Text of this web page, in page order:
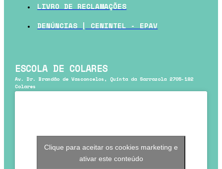
LIVRO DE RECLAMAÇÕES
DENÚNCIAS | CENINTEL - EPAV
ESCOLA DE COLARES
Av. Dr. Brandão de Vasconcelos, Quinta da Sarrazola 2705-182
Colares
Clique para aceitar os cookies marketing e
ativar este conteúdo